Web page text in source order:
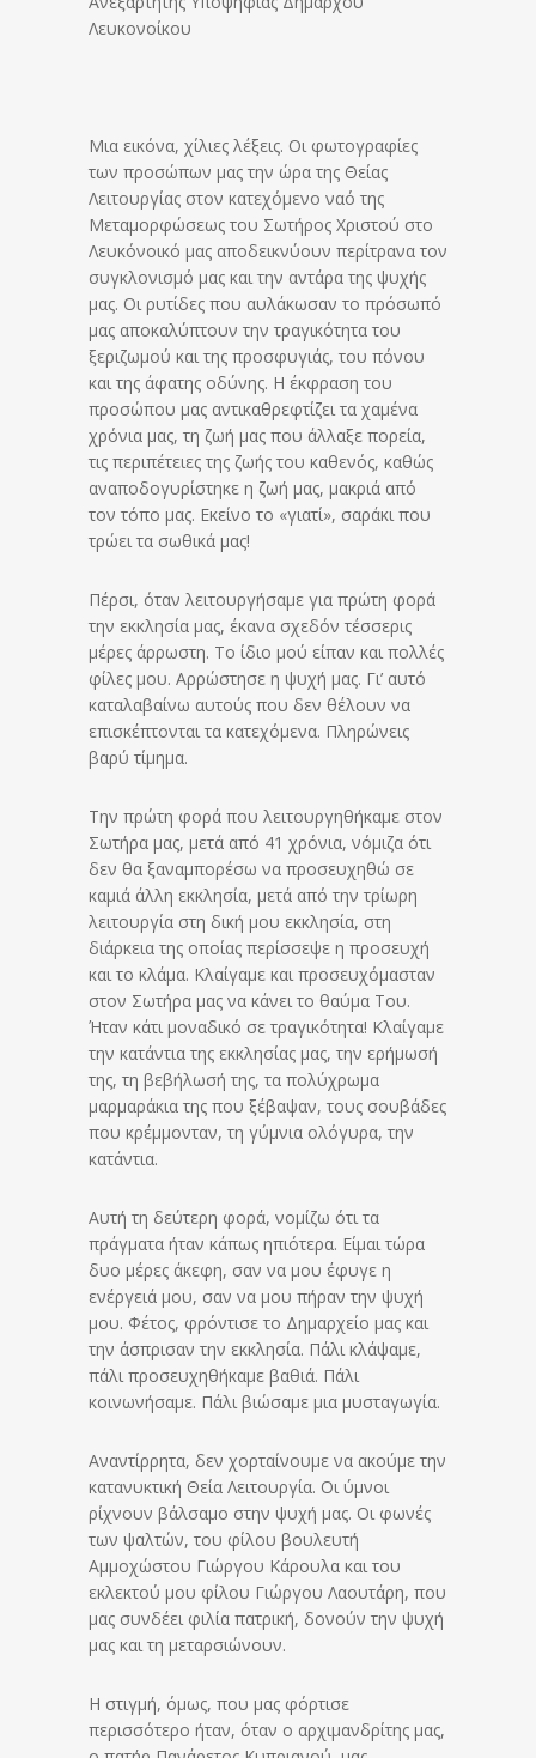
Λευκονοίκου
Μια εικόνα, χίλιες λέξεις. Οι φωτογραφίες
των προσώπων μας την ώρα της Θείας
Λειτουργίας στον κατεχόμενο ναό της
Μεταμορφώσεως του Σωτήρος Χριστού στο
Λευκόνοικό μας αποδεικνύουν περίτρανα τον
συγκλονισμό μας και την αντάρα της ψυχής
μας. Οι ρυτίδες που αυλάκωσαν το πρόσωπό
μας αποκαλύπτουν την τραγικότητα του
ξεριζωμού και της προσφυγιάς, του πόνου
και της άφατης οδύνης. Η έκφραση του
προσώπου μας αντικαθρεφτίζει τα χαμένα
χρόνια μας, τη ζωή μας που άλλαξε πορεία,
τις περιπέτειες της ζωής του καθενός, καθώς
αναποδογυρίστηκε η ζωή μας, μακριά από
τον τόπο μας. Εκείνο το «γιατί», σαράκι που
τρώει τα σωθικά μας!
Πέρσι, όταν λειτουργήσαμε για πρώτη φορά
την εκκλησία μας, έκανα σχεδόν τέσσερις
μέρες άρρωστη. Το ίδιο μού είπαν και πολλές
φίλες μου. Αρρώστησε η ψυχή μας. Γι’ αυτό
καταλαβαίνω αυτούς που δεν θέλουν να
επισκέπτονται τα κατεχόμενα. Πληρώνεις
βαρύ τίμημα.
Την πρώτη φορά που λειτουργηθήκαμε στον
Σωτήρα μας, μετά από 41 χρόνια, νόμιζα ότι
δεν θα ξαναμπορέσω να προσευχηθώ σε
καμιά άλλη εκκλησία, μετά από την τρίωρη
λειτουργία στη δική μου εκκλησία, στη
διάρκεια της οποίας περίσσεψε η προσευχή
και το κλάμα. Κλαίγαμε και προσευχόμασταν
στον Σωτήρα μας να κάνει το θαύμα Του.
Ήταν κάτι μοναδικό σε τραγικότητα! Κλαίγαμε
την κατάντια της εκκλησίας μας, την ερήμωσή
της, τη βεβήλωσή της, τα πολύχρωμα
μαρμαράκια της που ξέβαψαν, τους σουβάδες
που κρέμμονταν, τη γύμνια ολόγυρα, την
κατάντια.
Αυτή τη δεύτερη φορά, νομίζω ότι τα
πράγματα ήταν κάπως ηπιότερα. Είμαι τώρα
δυο μέρες άκεφη, σαν να μου έφυγε η
ενέργειά μου, σαν να μου πήραν την ψυχή
μου. Φέτος, φρόντισε το Δημαρχείο μας και
την άσπρισαν την εκκλησία. Πάλι κλάψαμε,
πάλι προσευχηθήκαμε βαθιά. Πάλι
κοινωνήσαμε. Πάλι βιώσαμε μια μυσταγωγία.
Αναντίρρητα, δεν χορταίνουμε να ακούμε την
κατανυκτική Θεία Λειτουργία. Οι ύμνοι
ρίχνουν βάλσαμο στην ψυχή μας. Οι φωνές
των ψαλτών, του φίλου βουλευτή
Αμμοχώστου Γιώργου Κάρουλα και του
εκλεκτού μου φίλου Γιώργου Λαουτάρη, που
μας συνδέει φιλία πατρική, δονούν την ψυχή
μας και τη μεταρσιώνουν.
Η στιγμή, όμως, που μας φόρτισε
περισσότερο ήταν, όταν ο αρχιμανδρίτης μας,